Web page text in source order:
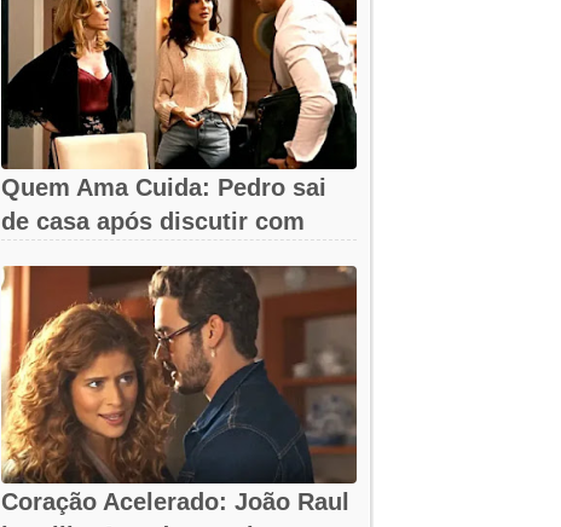
Quem Ama Cuida: Pedro sai
de casa após discutir com
Coração Acelerado: João Raul